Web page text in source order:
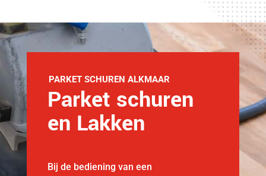
PARKET SCHUREN ALKMAAR
Parket schuren
en Lakken
Bij de bediening van een